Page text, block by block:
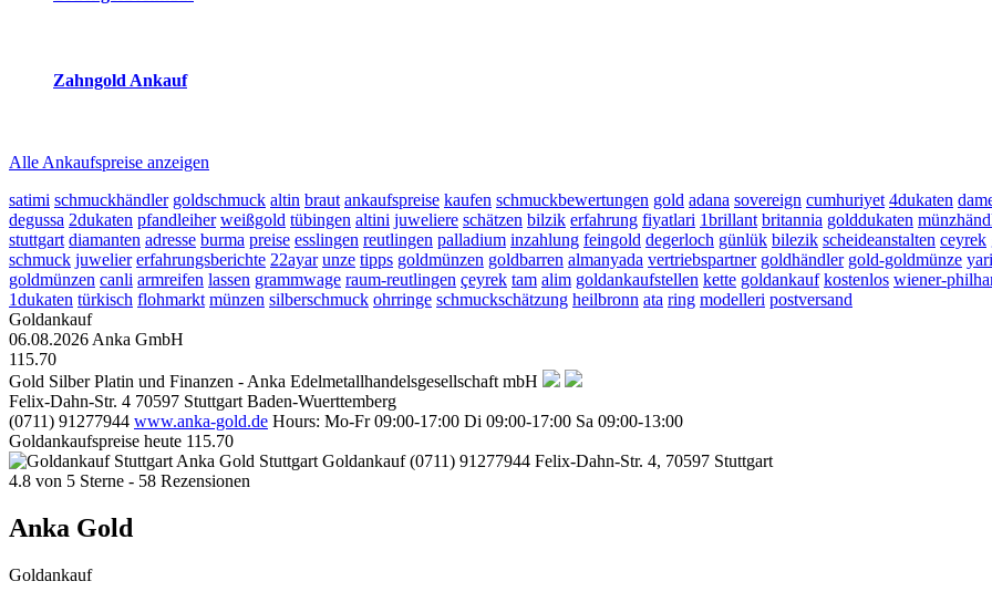
Zahngold Ankauf
Alle Ankaufspreise anzeigen
satimi schmuckhändler goldschmuck altin braut ankaufspreise kaufen schmuckbewertungen gold adana sovereign cumhuriyet 4dukaten
degussa 2dukaten pfandleiher weißgold tübingen altini juweliere schätzen bilzik erfahrung fiyatlari 1brillant britannia golddukaten
stuttgart diamanten adresse burma preise esslingen reutlingen palladium inzahlung feingold degerloch günlük bilezik scheideanstalten ceyrek
schmuck juwelier erfahrungsberichte 22ayar unze tipps goldmünzen goldbarren almanyada vertriebspartner goldhändler gold-goldmünze
goldmünzen canli armreifen lassen grammwage raum-reutlingen çeyrek tam alim goldankaufstellen kette goldankauf kostenlos wiener-
1dukaten türkisch flohmarkt münzen silberschmuck ohrringe schmuckschätzung heilbronn ata ring modelleri postversand
Goldankauf
06.08.2026 Anka GmbH
115.70
Gold Silber Platin und Finanzen - Anka Edelmetallhandelsgesellschaft mbH
Felix-Dahn-Str. 4 70597 Stuttgart Baden-Wuerttemberg
(0711) 91277944 www.anka-gold.de Hours: Mo-Fr 09:00-17:00 Di 09:00-17:00 Sa 09:00-13:00
Goldankaufspreise heute 115.70
Anka Gold Stuttgart Goldankauf (0711) 91277944 Felix-Dahn-Str. 4, 70597 Stuttgart
4.8 von 5 Sterne - 58 Rezensionen
Anka Gold
Goldankauf